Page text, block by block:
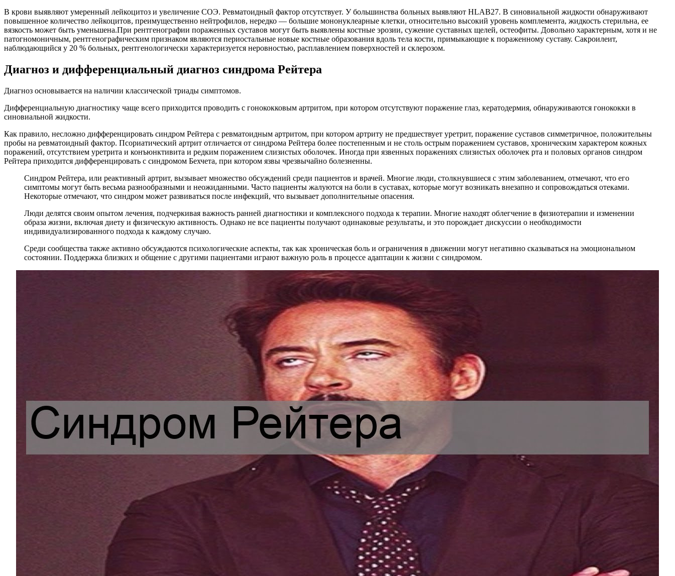
В крови выявляют умеренный лейкоцитоз и увеличение СОЭ. Ревматоидный фактор отсутствует. У большинства больных выявляют HLAB27. В синовиальной жидкости обнаруживают
повышенное количество лейкоцитов, преимущественно нейтрофилов, нередко — большие мононуклеарные клетки, относительно высокий уровень комплемента, жидкость стерильна, ее
вязкость может быть уменьшена.При рентгенографии пораженных суставов могут быть выявлены костные эрозии, сужение суставных щелей, остеофиты. Довольно характерным, хотя и не
патогномоничным, рентгенографическим признаком являются периостальные новые костные образования вдоль тела кости, примыкающие к пораженному суставу. Сакроилеит,
наблюдающийся у 20 % больных, рентгенологически характеризуется неровностью, расплавлением поверхностей и склерозом.
Диагноз и дифференциальный диагноз синдрома Рейтера
Диагноз основывается на наличии классической триады симптомов.
Дифференциальную диагностику чаще всего приходится проводить с гонококковым артритом, при котором отсутствуют поражение глаз, кератодермия, обнаруживаются гонококки в
синовиальной жидкости.
Как правило, несложно дифференцировать синдром Рейтера с ревматоидным артритом, при котором артриту не предшествует уретрит, поражение суставов симметричное, положительны
пробы на ревматоидный фактор. Псориатический артрит отличается от синдрома Рейтера более постепенным и не столь острым поражением суставов, хроническим характером кожных
поражений, отсутствием уретрита и конъюнктивита и редким поражением слизистых оболочек. Иногда при язвенных поражениях слизистых оболочек рта и половых органов синдром
Рейтера приходится дифференцировать с синдромом Бехчета, при котором язвы чрезвычайно болезненны.
Синдром Рейтера, или реактивный артрит, вызывает множество обсуждений среди пациентов и врачей. Многие люди, столкнувшиеся с этим заболеванием, отмечают, что его
симптомы могут быть весьма разнообразными и неожиданными. Часто пациенты жалуются на боли в суставах, которые могут возникать внезапно и сопровождаться отеками.
Некоторые отмечают, что синдром может развиваться после инфекций, что вызывает дополнительные опасения.
Люди делятся своим опытом лечения, подчеркивая важность ранней диагностики и комплексного подхода к терапии. Многие находят облегчение в физиотерапии и изменении
образа жизни, включая диету и физическую активность. Однако не все пациенты получают одинаковые результаты, и это порождает дискуссии о необходимости
индивидуализированного подхода к каждому случаю.
Среди сообщества также активно обсуждаются психологические аспекты, так как хроническая боль и ограничения в движении могут негативно сказываться на эмоциональном
состоянии. Поддержка близких и общение с другими пациентами играют важную роль в процессе адаптации к жизни с синдромом.